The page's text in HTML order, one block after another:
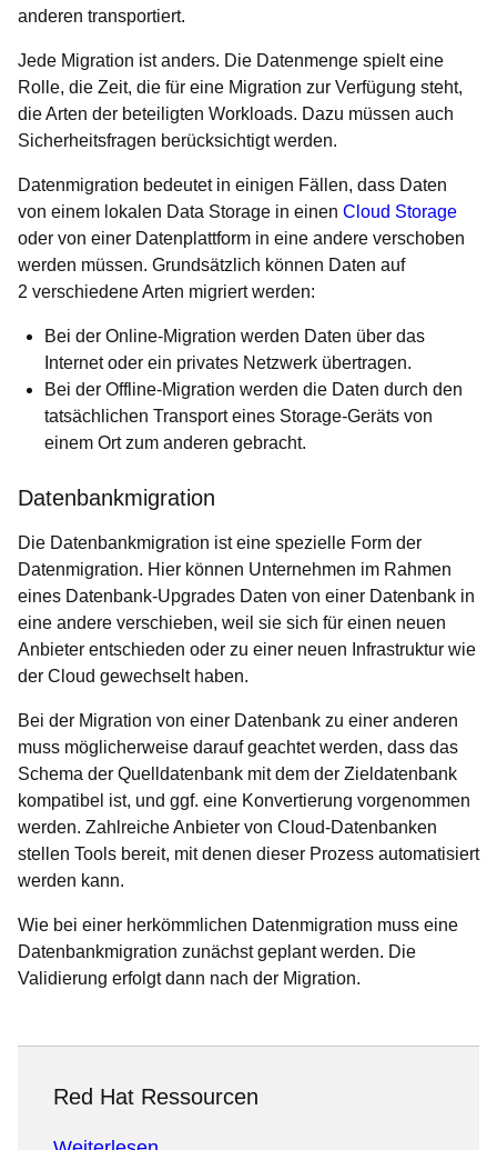
anderen transportiert.
Jede Migration ist anders. Die Datenmenge spielt eine
Rolle, die Zeit, die für eine Migration zur Verfügung steht,
die Arten der beteiligten Workloads. Dazu müssen auch
Sicherheitsfragen berücksichtigt werden.
Datenmigration bedeutet in einigen Fällen, dass Daten
von einem lokalen Data Storage in einen Cloud Storage
oder von einer Datenplattform in eine andere verschoben
werden müssen. Grundsätzlich können Daten auf
2 verschiedene Arten migriert werden:
Bei der Online-Migration werden Daten über das
Internet oder ein privates Netzwerk übertragen.
Bei der Offline-Migration werden die Daten durch den
tatsächlichen Transport eines Storage-Geräts von
einem Ort zum anderen gebracht.
Datenbankmigration
Die Datenbankmigration ist eine spezielle Form der
Datenmigration. Hier können Unternehmen im Rahmen
eines Datenbank-Upgrades Daten von einer Datenbank in
eine andere verschieben, weil sie sich für einen neuen
Anbieter entschieden oder zu einer neuen Infrastruktur wie
der Cloud gewechselt haben.
Bei der Migration von einer Datenbank zu einer anderen
muss möglicherweise darauf geachtet werden, dass das
Schema der Quelldatenbank mit dem der Zieldatenbank
kompatibel ist, und ggf. eine Konvertierung vorgenommen
werden. Zahlreiche Anbieter von Cloud-Datenbanken
stellen Tools bereit, mit denen dieser Prozess automatisiert
werden kann.
Wie bei einer herkömmlichen Datenmigration muss eine
Datenbankmigration zunächst geplant werden. Die
Validierung erfolgt dann nach der Migration.
Red Hat Ressourcen